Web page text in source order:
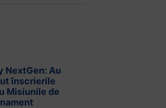
NextGen: Au
înscrierile
Misiunile de